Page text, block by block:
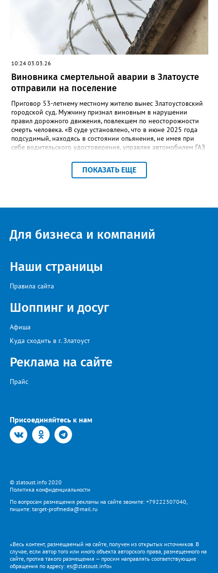
10:24 03.03.26
Виновника смертельной аварии в Златоусте
отправили на поселение
Приговор 53-летнему местному жителю вынес Златоустовский
городской суд. Мужчину признал виновным в нарушении
правил дорожного движения, повлекшем по неосторожности
смерть человека. «В суде установлено, что в июне 2025 года
подсудимый, находясь в состоянии опьянения, не имея при
себе водительского удостоверения, управляя автомобилем ГАЗ
части и наехал на дерево. В результате ДТП пассажир
автомобиля скончался в больнице от полученных травм», -
учётом позиции государственного обвинителя.
ПОКАЗАТЬ ЕЩЕ
Для бизнеса и компаний
Наши страницы
Правила сайта
Шоппинг и досуг
Афиша
Куда сходить в г. Златоуст
Реклама на сайте
Прайс
Присоединяйтесь к нам
© zlatoust.info 2020
Политика конфиденциальности
По вопросам размещения рекламы на сайте звоните: +79222307040,
пишите: target-profmedia@mail.ru
«Весь контент, размещаемый на сайте, получен из открытых источников. В
случае, если автор того или иного объекта авторского права, размещенного на
сайте, против такого размещения — просим направлять соответствующие
обращения по адресу: es@zlatoust.info»